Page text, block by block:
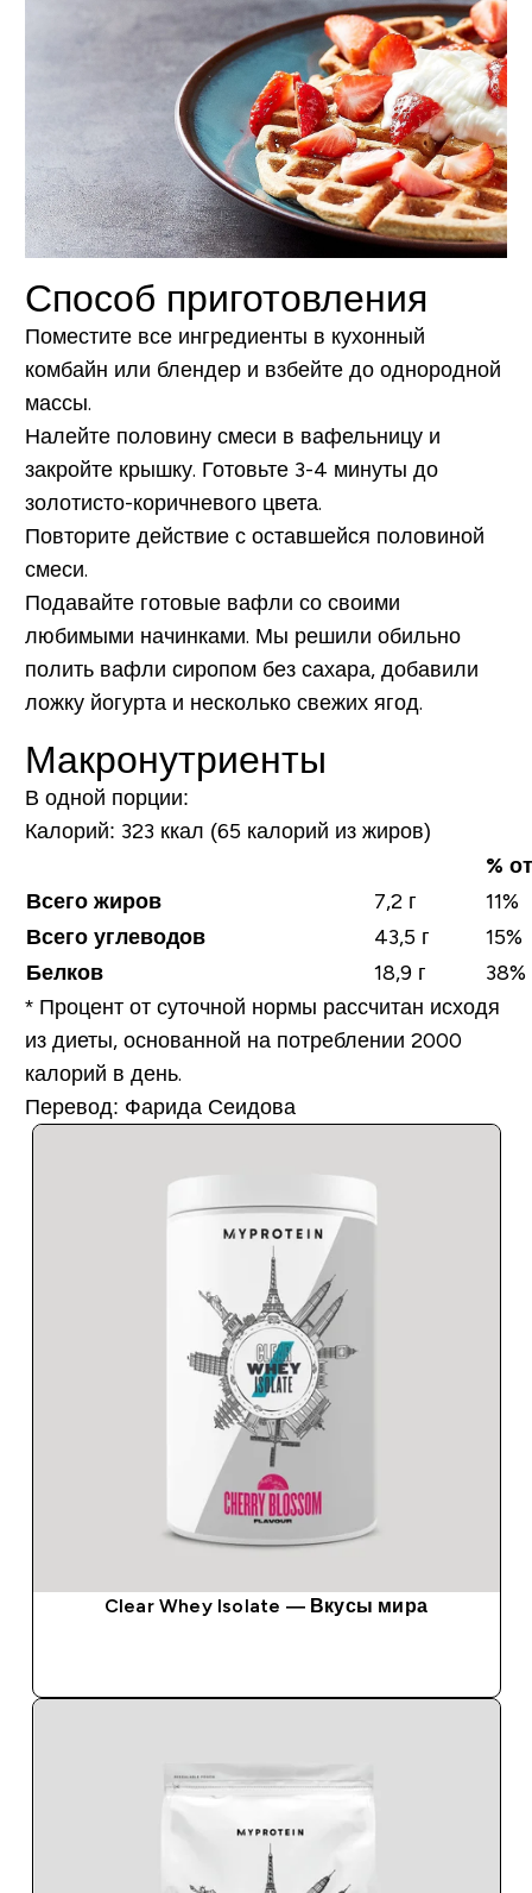
Способ приготовления
Поместите все ингредиенты в кухонный
комбайн или блендер и взбейте до однородной
массы.
Налейте половину смеси в вафельницу и
закройте крышку. Готовьте 3-4 минуты до
золотисто-коричневого цвета.
Повторите действие с оставшейся половиной
смеси.
Подавайте готовые вафли со своими
любимыми начинками. Мы решили обильно
полить вафли сиропом без сахара, добавили
ложку йогурта и несколько свежих ягод.
Макронутриенты
В одной порции:
Калорий: 323 ккал (65 калорий из жиров)
%
Всего жиров
7,2 г
11%
Всего углеводов
43,5 г
15%
Белков
18,9 г
38%
*Процент от суточной нормы рассчитан исходя
из диеты, основанной на потреблении 2000
калорий в день.
Перевод: Фарида Сеидова
Clear Whey Isolate — Вкусы мира